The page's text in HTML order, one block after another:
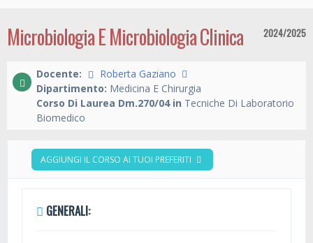
Microbiologia E Microbiologia Clinica 2024/2025
Docente:
Roberta Gaziano
Dipartimento: Medicina E Chirurgia
Corso Di Laurea Dm.270/04 in Tecniche Di Laboratorio
Biomedico
AGGIUNGI IL CORSO AI TUOI PREFERITI
GENERALI: